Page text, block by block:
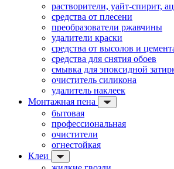
растворители, уайт-спирит,
средства от плесени
преобразователи ржавчины
удалители краски
средства от высолов и
средства для снятия обоев
смывка для эпоксидной
очиститель силикона
удалитель наклеек
Монтажная пена
бытовая
профессиональная
очистители
огнестойкая
Клеи